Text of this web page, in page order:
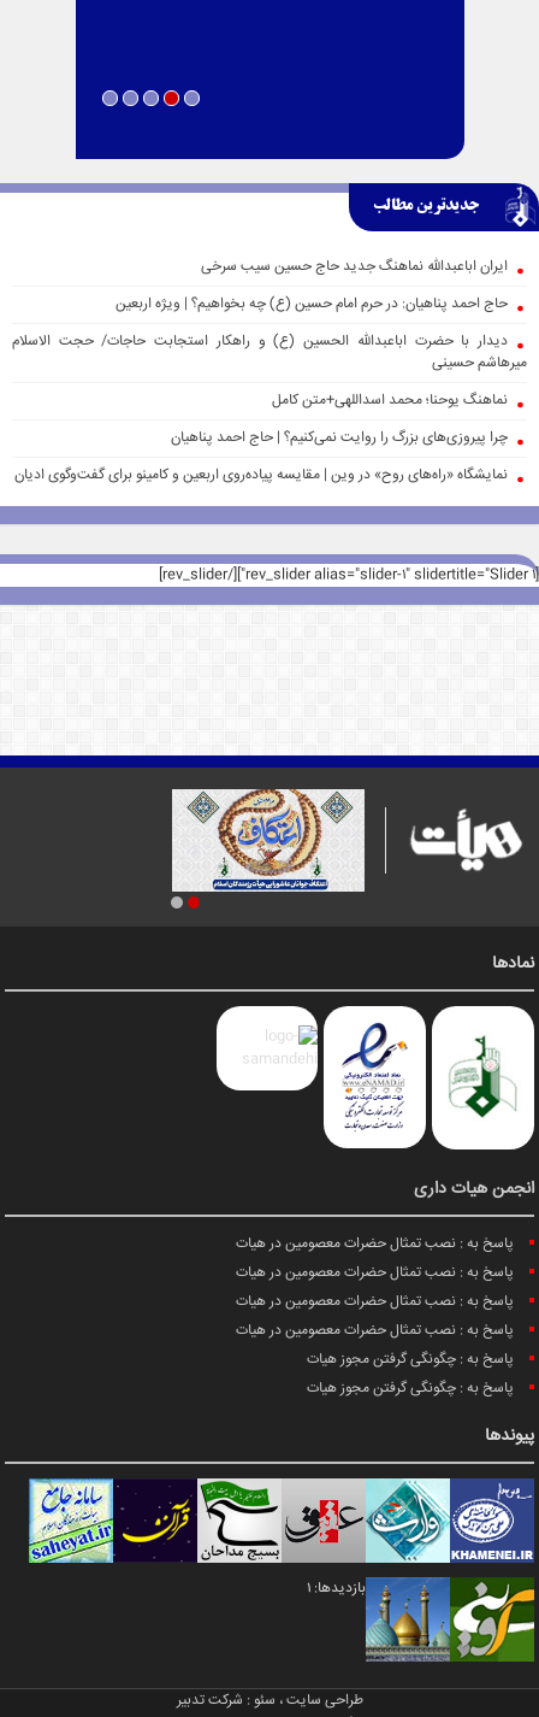
جدیدترین مطالب
ایران اباعبدالله نماهنگ جدید حاج حسین سیب سرخی
حاج احمد پناهیان: در حرم امام حسین (ع) چه بخواهیم؟ | ویژه اربعین
دیدار با حضرت اباعبدالله الحسین (ع) و راهکار استجابت حاجات/ حجت الاسلام
میرهاشم حسینی
نماهنگ یوحنا؛ محمد اسداللهی+متن کامل
چرا پیروزی‌های بزرگ را روایت نمی‌کنیم؟ | حاج احمد پناهیان
نمایشگاه «راه‌های روح» در وین | مقایسه پیاده‌روی اربعین و کامینو برای گفت‌وگوی ادیان
[rev_slider alias="slider-1" slidertitle="Slider 1"][/rev_slider]
نمادها
انجمن هیات داری
پاسخ به : نصب تمثال حضرات معصومین در هیات
پاسخ به : نصب تمثال حضرات معصومین در هیات
پاسخ به : نصب تمثال حضرات معصومین در هیات
پاسخ به : نصب تمثال حضرات معصومین در هیات
پاسخ به : چگونگی گرفتن مجوز هیات
پاسخ به : چگونگی گرفتن مجوز هیات
پیوندها
بازدیدها: 1
طراحی سایت، سئو : شرکت تدبیر